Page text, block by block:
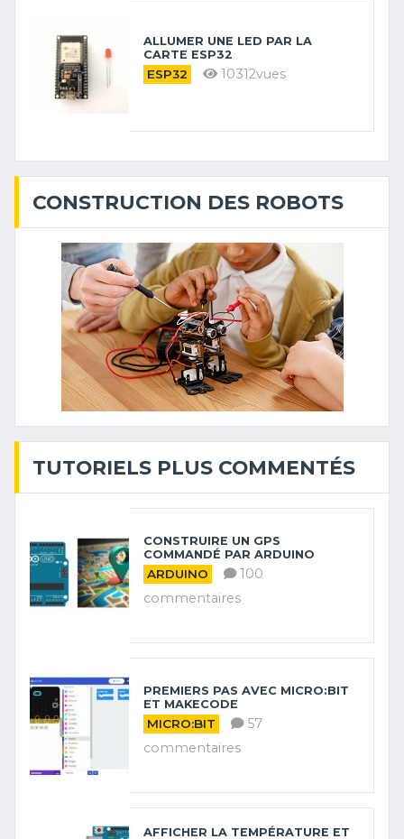
ALLUMER UNE LED PAR LA
CARTE ESP32
ESP32 10312vues
CONSTRUCTION DES ROBOTS
TUTORIELS PLUS COMMENTÉS
CONSTRUIRE UN GPS
COMMANDÉ PAR ARDUINO
ARDUINO
100
commentaires
PREMIERS PAS AVEC MICRO:BIT
ET MAKECODE
MICRO:BIT
57
commentaires
AFFICHER LA TEMPÉRATURE ET